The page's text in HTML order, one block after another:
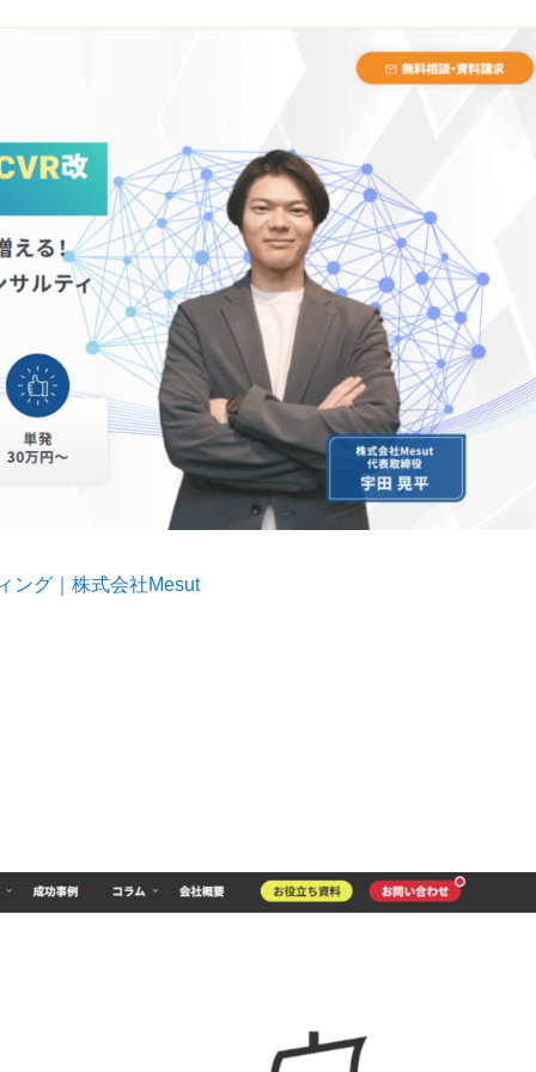
ング｜株式会社Mesut